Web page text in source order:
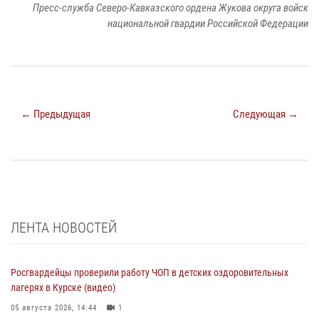
Пресс-служба Северо-Кавказского ордена Жукова округа войск
национальной гвардии Российской Федерации
← Предыдущая Следующая →
ЛЕНТА НОВОСТЕЙ
Росгвардейцы проверили работу ЧОП в детских оздоровительных
лагерях в Курске (видео)
05 августа 2026, 14:44 1